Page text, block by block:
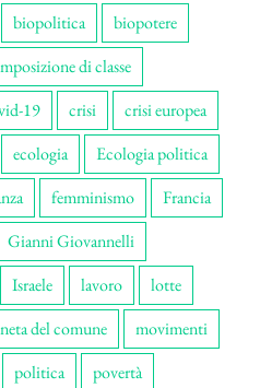
biopolitica
biopotere
di classe
19 crisi
crisi europea
ecologia
Ecologia politica
femminismo
Francia
Gianni Giovannelli
Israele lavoro
lotte
del comune
movimenti
politica povertà